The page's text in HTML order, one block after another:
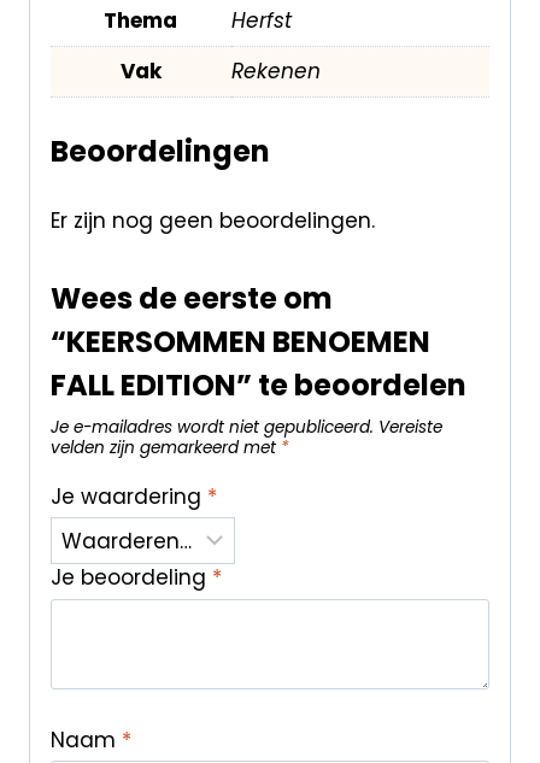
Thema
Herfst
Vak
Rekenen
Beoordelingen
Er zijn nog geen beoordelingen.
Wees de eerste om
“KEERSOMMEN BENOEMEN
FALL EDITION” te beoordelen
Je e-mailadres wordt niet gepubliceerd. Vereiste
velden zijn gemarkeerd met *
Je waardering *
Je beoordeling *
Naam *